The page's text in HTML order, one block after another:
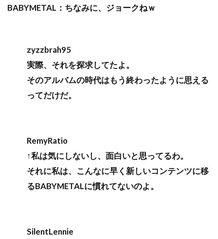
BABYMETAL：ちなみに、ジョークねｗ
zyzzbrah95
実際、それを探求してたよ。
そのアルバムの時代はもう終わったように思える
ってだけだ。
RemyRatio
↑私は気にしないし、面白いと思ってるわ。
それに私は、こんなに早く新しいコンテンツに移
るBABYMETALに慣れてないのよ。
SilentLennie